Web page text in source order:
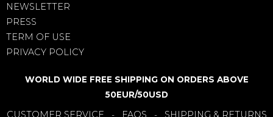
NEWSLETTER
PRESS
TERM OF USE
PRIVACY POLICY
WORLD WIDE FREE SHIPPING ON ORDERS ABOVE
50EUR/50USD
CUSTOMER SERVICE - FAQS - SHIPPING & RETURNS